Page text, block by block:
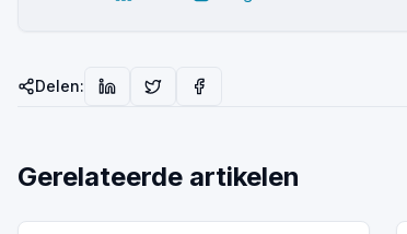
Delen:
Gerelateerde artikelen